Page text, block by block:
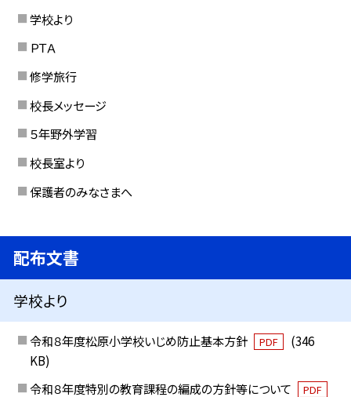
学校より
ＰＴＡ
修学旅行
校長メッセージ
５年野外学習
校長室より
保護者のみなさまへ
配布文書
学校より
令和８年度松原小学校いじめ防止基本方針 PDF
(346
KB)
令和８年度特別の教育課程の編成の方針等について
PDF